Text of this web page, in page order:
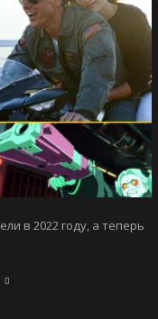
в 2022 году, а теперь